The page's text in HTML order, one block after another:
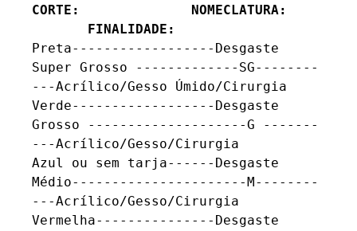
CORTE:              NOMECLATURA:
FINALIDADE:
Preta------------------Desgaste
Super Grosso -------------SG--------
---Acrílico/Gesso Úmido/Cirurgia
Verde------------------Desgaste
Grosso --------------------G -------
---Acrílico/Gesso/Cirurgia
Azul ou sem tarja------Desgaste
Médio----------------------M--------
---Acrílico/Gesso/Cirurgia
Vermelha---------------Desgaste